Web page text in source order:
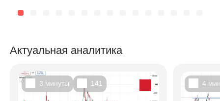
Актуальная аналитика
3 минуты 141 4